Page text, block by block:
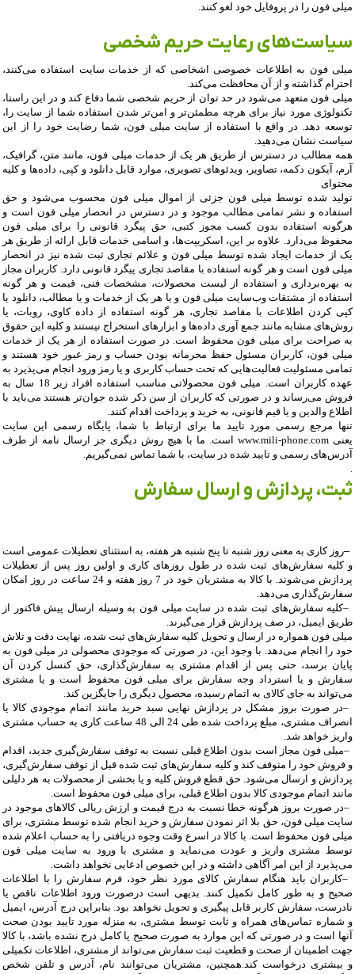
میلی فون را در پروفایل خود لغو کنند.
سیاست‏‌های رعایت حریم شخصی
میلی فون به اطلاعات خصوصی اشخاصى که از خدمات سایت استفاده می‏‌کنند،
احترام گذاشته و از آن محافظت می‏‌کند.
میلی فون متعهد می‏‌شود در حد توان از حریم شخصی شما دفاع کند و در این راستا،
تکنولوژی مورد نیاز برای هرچه مطمئن‏‌تر و امن‏‌تر شدن استفاده شما از سایت را،
توسعه دهد. در واقع با استفاده از سایت میلی فون، شما رضایت خود را از این
سیاست نشان می‏‌دهید.
همه مطالب در دسترس از طریق هر یک از خدمات میلی فون، مانند متن، گرافیک،
آرم، آیکون دکمه، تصاویر، ویدئوهای تصویری، موارد قابل دانلود و کپی، داده‌ها و کلیه
محتوای
تولید شده توسط میلی فون جزئی از اموال میلی فون محسوب می‏‌شود و حق
استفاده و نشر تمامی مطالب موجود و در دسترس در انحصار میلی فون است و
هرگونه استفاده بدون کسب مجوز کتبی، حق پیگرد قانونی را برای میلی فون
محفوظ می‏‌دارد. علاوه بر این، اسکریپت‌ها، و اسامی خدمات قابل ارائه از طریق هر
یک از خدمات ایجاد شده توسط میلی فون و علائم تجاری ثبت شده نیز در انحصار
میلی فون است و هر گونه استفاده با مقاصد تجاری پیگرد قانونی دارد. کاربران مجاز
به بهره‌‏برداری و استفاده از لیست محصولات، مشخصات فنی، قیمت و هر گونه
استفاده از مشتقات وب‏‌سایت میلی فون و یا هر یک از خدمات و یا مطالب، دانلود یا
کپی کردن اطلاعات با مقاصد تجاری، هر گونه استفاده از داده کاوی، روبات، یا
روش‌‏های مشابه مانند جمع آوری داده‌‏ها و ابزارهای استخراج نیستند و کلیه این حقوق
به صراحت برای میلی فون محفوظ است. در صورت استفاده از هر یک از خدمات
میلی فون، کاربران مسئول حفظ محرمانه بودن حساب و رمز عبور خود هستند و
تمامی مسئولیت فعالیت‌‏هایی که تحت حساب کاربری و یا رمز ورود انجام می‏‌پذیرد به
عهده کاربران است. میلی فون محصولاتی مناسب استفاده افراد زیر 18 سال به
فروش می‏‌رساند و در صورتی که کاربران از سن ذکر شده جوان‌‏تر هستند می‌‏باید با
اطلاع والدین و یا قیم قانونی، به خرید و پرداخت اقدام کنند.
تنها مرجع رسمی مورد تایید ما برای ارتباط با شما، پایگاه رسمی این سایت
یعنی www.mili-phone.com است. ما با هیچ روش دیگری جز ارسال نامه از طرف
آدرس‏‌های رسمی و تایید شده در سایت، با شما تماس نمی‌‏گیریم.
.
ثبت، پردازش و ارسال سفارش
–روز کاری به معنی روز شنبه تا پنج شنبه هر هفته، به استثنای تعطیلات عمومی است
و کلیه سفارش‏‌های ثبت شده در طول روزهای کاری و اولین روز پس از تعطیلات
پردازش می‌‏شوند. با کالا به مشتریان خود در 7 روز هفته و 24 ساعت در روز امکان
سفارش‌‏گذاری می‌‏دهد.
–کلیه سفارش‌‏های ثبت شده در سایت میلی فون به وسیله ارسال پیش فاکتور از
طریق ایمیل، در صف پردازش قرار می‏‌گیرند.
میلی فون همواره در ارسال و تحویل کلیه سفارش‌‏های ثبت شده، نهایت دقت و تلاش
خود را انجام می‌دهد. با وجود این، در صورتی که موجودی محصولی در میلی فون به
پایان برسد، حتی پس از اقدام مشتری به سفارش‌‏گذاری، حق کنسل کردن آن
سفارش و یا استرداد وجه سفارش برای میلی فون محفوظ است و یا مشتری
می‏‌تواند به جای کالای به اتمام رسیده، محصول دیگری را جایگزین کند.
–در صورت بروز مشکل در پردازش نهایی سبد خرید مانند اتمام موجودی کالا یا
انصراف مشتری، مبلغ پرداخت شده طی 24 الی 48 ساعت کاری به حساب مشتری
واریز خواهد شد.
–میلی فون مجاز است بدون اطلاع قبلی نسبت به توقف سفارش‌‏گیری جدید، اقدام
و فروش خود را متوقف کند و کلیه سفارش‌‏های ثبت شده قبل از توقف سفارش‌‏گیری،
پردازش و ارسال می‌‏شود. حق قطع فروش کلیه و یا بخشی از محصولات به هر دلیلی
مانند اتمام موجودی کالا بدون اطلاع قبلی، برای میلی فون محفوظ است.
–در صورت بروز هرگونه خطا نسبت به درج قیمت و ارزش ریالی کالاهای موجود در
سایت میلی فون، حق بلا اثر نمودن سفارش و خرید انجام شده توسط مشتری، برای
میلی فون محفوظ است. با کالا در اسرع وقت وجوه دریافتی را به حساب اعلام شده
توسط مشتری واریز و عودت می‌نماید و مشتری با ورود به سایت میلی فون
می‌پذیرد از این امر آگاهی داشته و در این خصوص ادعایی نخواهد داشت.
–کاربران باید هنگام سفارش کالای مورد نظر خود، فرم سفارش را با اطلاعات
صحیح و به طور کامل تکمیل کنند. بدیهی است درصورت ورود اطلاعات ناقص یا
نادرست، سفارش کاربر قابل پیگیری و تحویل نخواهد بود. بنابراین درج آدرس، ایمیل
و شماره تماس‌های همراه و ثابت توسط مشتری، به منزله مورد تایید بودن صحت
آنها است و در صورتی که این موارد به صورت صحیح یا کامل درج نشده باشد، با کالا
جهت اطمینان از صحت و قطعیت ثبت سفارش می‌تواند از مشتری، اطلاعات تکمیلی
و بیشتری درخواست کند.همچنین، مشتریان می‌توانند نام، آدرس و تلفن شخص